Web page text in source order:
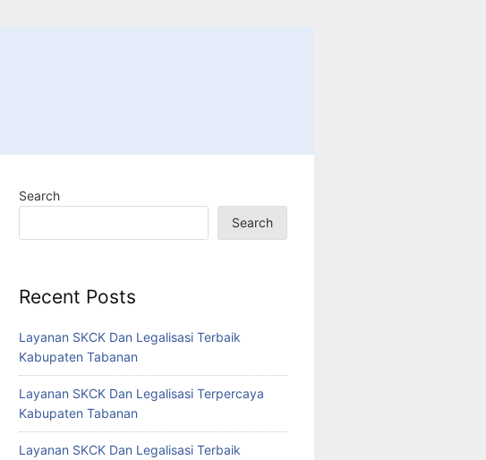
Search
Search
Recent Posts
Layanan SKCK Dan Legalisasi Terbaik
Kabupaten Tabanan
Layanan SKCK Dan Legalisasi Terpercaya
Kabupaten Tabanan
Layanan SKCK Dan Legalisasi Terbaik